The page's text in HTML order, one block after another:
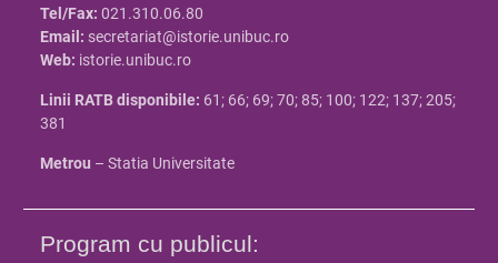
Tel/Fax: 021.310.06.80
Email: secretariat@istorie.unibuc.ro
Web: istorie.unibuc.ro
Linii RATB disponibile: 61; 66; 69; 70; 85; 100; 122; 137; 205;
381
Metrou – Statia Universitate
Program cu publicul: